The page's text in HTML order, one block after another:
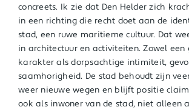
concreets. Ik zie dat Den Helder zich
in een richting die recht doet aan de
stad, een ruwe maritieme cultuur. Dat
in architectuur en activiteiten. Zowel een
karakter als dorpsachtige intimiteit,
saamhorigheid. De stad behoudt zijn
weer nieuwe wegen en blijft positie
ook als inwoner van de stad, niet alleen